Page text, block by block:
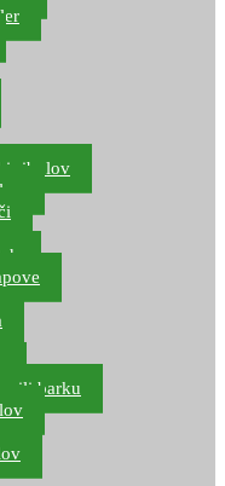
ribolov
ili barku